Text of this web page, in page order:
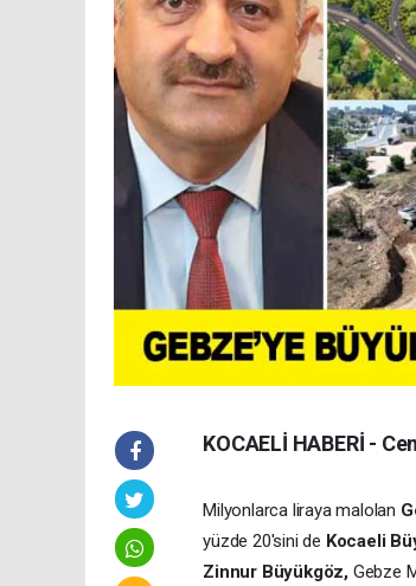
KOCAELİ HABERİ -
Milyonlarca liraya malolan
yüzde 20'sini de Kocaeli
Zinnur Büyükgöz, Gebze